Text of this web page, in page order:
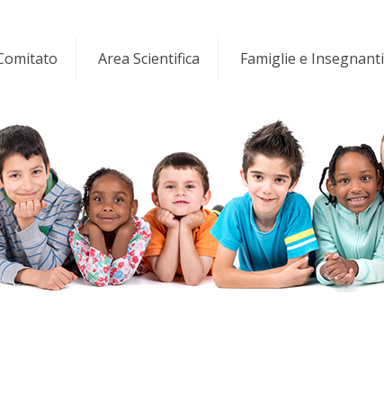
Area Scientifica Famiglie e Insegnanti